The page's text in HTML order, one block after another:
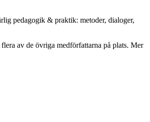
pedagogik & praktik: metoder, dialoger,
av de övriga medförfattarna på plats. Mer